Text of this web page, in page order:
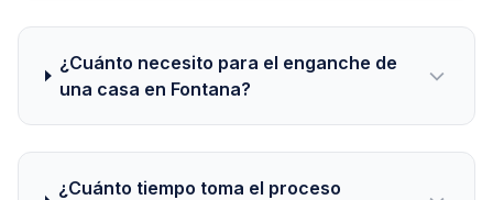
¿Cuánto necesito para el enganche de
una casa en Fontana?
¿Cuánto tiempo toma el proceso